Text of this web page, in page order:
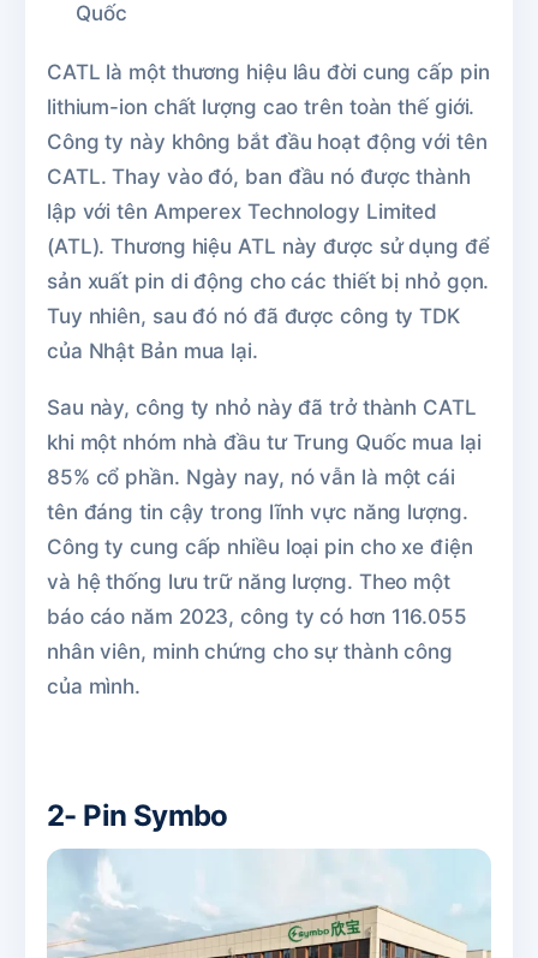
Quốc
CATL là một thương hiệu lâu đời cung cấp pin
lithium-ion chất lượng cao trên toàn thế giới.
Công ty này không bắt đầu hoạt động với tên
CATL. Thay vào đó, ban đầu nó được thành
lập với tên Amperex Technology Limited
(ATL). Thương hiệu ATL này được sử dụng để
sản xuất pin di động cho các thiết bị nhỏ gọn.
Tuy nhiên, sau đó nó đã được công ty TDK
của Nhật Bản mua lại.
Sau này, công ty nhỏ này đã trở thành CATL
khi một nhóm nhà đầu tư Trung Quốc mua lại
85% cổ phần. Ngày nay, nó vẫn là một cái
tên đáng tin cậy trong lĩnh vực năng lượng.
Công ty cung cấp nhiều loại pin cho xe điện
và hệ thống lưu trữ năng lượng. Theo một
báo cáo năm 2023, công ty có hơn 116.055
nhân viên, minh chứng cho sự thành công
của mình.
2- Pin Symbo